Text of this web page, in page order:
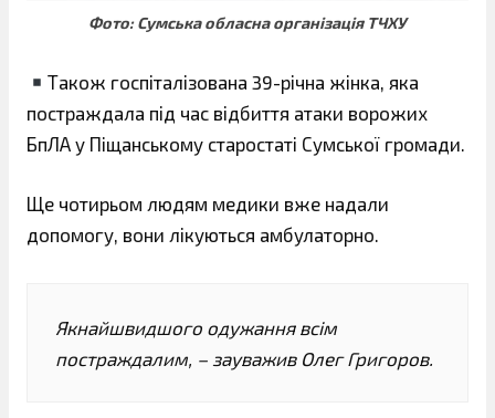
Фото: Сумська обласна організація ТЧХУ
Також госпіталізована 39-річна жінка, яка
постраждала під час відбиття атаки ворожих
БпЛА у Піщанському старостаті Сумської громади.
Ще чотирьом людям медики вже надали
допомогу, вони лікуються амбулаторно.
Якнайшвидшого одужання всім
постраждалим, – зауважив Олег Григоров.